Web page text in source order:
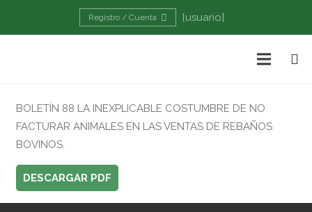
Registro / Cuenta [usuario]
BOLETÍN 88 LA INEXPLICABLE COSTUMBRE DE NO
FACTURAR ANIMALES EN LAS VENTAS DE REBAÑOS
BOVINOS.
DESCARGAR PDF